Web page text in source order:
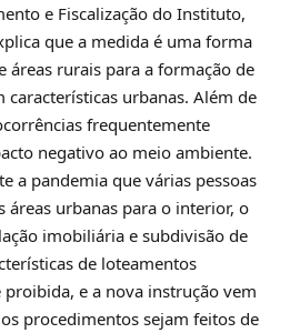
e Fiscalização do Instituto,
que a medida é uma forma
áreas rurais para a formação de
características urbanas. Além de
frequentemente
negativo ao meio ambiente.
a pandemia que várias pessoas
áreas urbanas para o interior, o
imobiliária e subdivisão de
de loteamentos
proibida, e a nova instrução vem
procedimentos sejam feitos de